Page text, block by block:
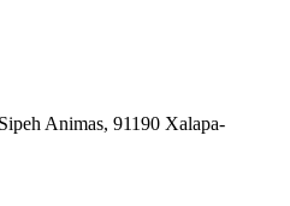
Animas, 91190 Xalapa-